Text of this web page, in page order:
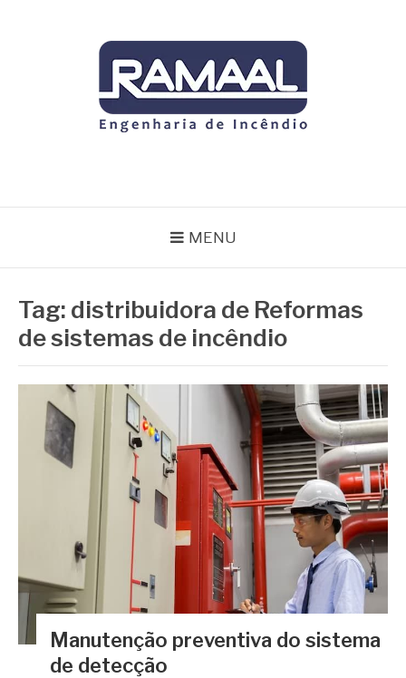
MENU
Tag: distribuidora de Reformas
de sistemas de incêndio
Manutenção preventiva do sistema
de detecção